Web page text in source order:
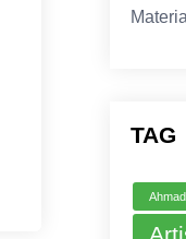
TAG